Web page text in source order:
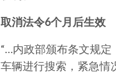
取消法令6个月后生效
“…内政部颁布条文规
车辆进行搜索，紧急情